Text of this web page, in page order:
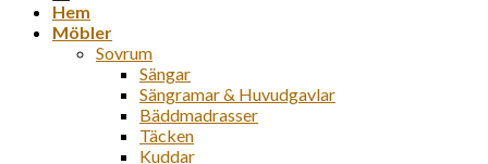
Hem
Möbler
Sovrum
Sängar
Sängramar & Huvudgavlar
Bäddmadrasser
Täcken
Kuddar